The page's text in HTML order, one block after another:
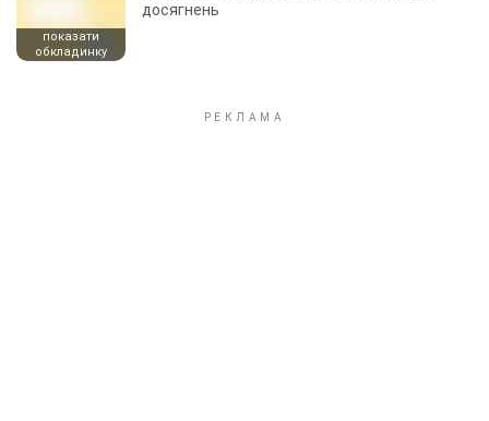
показати
обкладинку
досягнень